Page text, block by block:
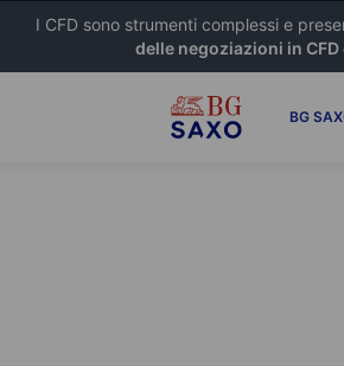
I CFD sono strumenti complessi e
delle negoziazioni in CFD
BG